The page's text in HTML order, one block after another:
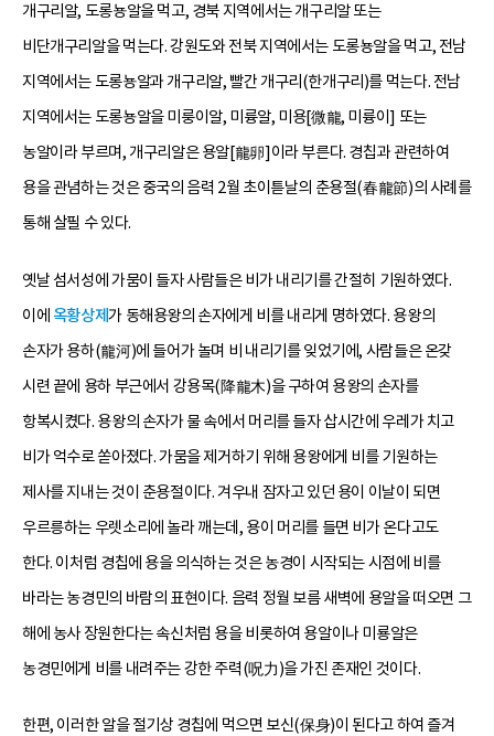
개구리알, 도롱뇽알을 먹고, 경북 지역에서는 개구리알 또는
비단개구리알을 먹는다. 강원도와 전북 지역에서는 도롱뇽알을 먹고, 전남
지역에서는 도롱뇽알과 개구리알, 빨간 개구리(한개구리)를 먹는다. 전남
지역에서는 도롱뇽알을 미룽이알, 미륭알, 미용[微龍, 미륭이] 또는
농알이라 부르며, 개구리알은 용알[龍卵]이라 부른다. 경칩과 관련하여
용을 관념하는 것은 중국의 음력 2월 초이튿날의 춘용절(春龍節)의 사례를
통해 살필 수 있다.
옛날 섬서성에 가뭄이 들자 사람들은 비가 내리기를 간절히 기원하였다.
이에 옥황상제가 동해용왕의 손자에게 비를 내리게 명하였다. 용왕의
손자가 용하(龍河)에 들어가 놀며 비 내리기를 잊었기에, 사람들은 온갖
시련 끝에 용하 부근에서 강용목(降龍木)을 구하여 용왕의 손자를
항복시켰다. 용왕의 손자가 물 속에서 머리를 들자 삽시간에 우레가 치고
비가 억수로 쏟아졌다. 가뭄을 제거하기 위해 용왕에게 비를 기원하는
제사를 지내는 것이 춘용절이다. 겨우내 잠자고 있던 용이 이날이 되면
우르릉하는 우렛소리에 놀라 깨는데, 용이 머리를 들면 비가 온다고도
한다. 이처럼 경칩에 용을 의식하는 것은 농경이 시작되는 시점에 비를
바라는 농경민의 바람의 표현이다. 음력 정월 보름 새벽에 용알을 떠오면 그
해에 농사 장원한다는 속신처럼 용을 비롯하여 용알이나 미룡알은
농경민에게 비를 내려주는 강한 주력(呪力)을 가진 존재인 것이다.
한편, 이러한 알을 절기상 경칩에 먹으면 보신(保身)이 된다고 하여 즐겨